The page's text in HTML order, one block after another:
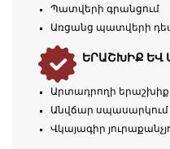
Պատվերի գրանցում
Առցանց պատվերի
ԵՐԱՇԽԻՔ ԵՎ
Արտադրողի երաշխիք
Անվճար սպասարկում
Վկայագիր